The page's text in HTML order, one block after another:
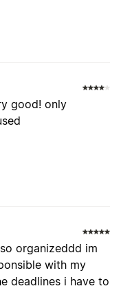
good! only
organizeddd im
with my
deadlines i have to